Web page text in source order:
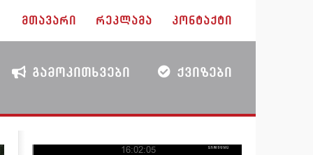
ᲛᲗᲐᲕᲐᲠᲘ ᲠᲔᲙᲚᲐᲛᲐ ᲙᲝᲜᲢᲐᲥᲢᲘ
ᲒᲐᲛᲝᲙᲘᲗᲮᲕᲔᲑᲘ ᲥᲕᲘᲖᲔᲑᲘ